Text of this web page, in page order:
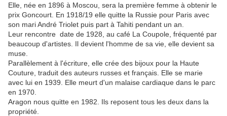
Elle, née en 1896 à Moscou, sera la première femme à obtenir le
prix Goncourt. En 1918/19 elle quitte la Russie pour Paris avec
son mari André Triolet puis part à Tahiti pendant un an.
Leur rencontre date de 1928, au café La Coupole, fréquenté par
beaucoup d'artistes. Il devient l'homme de sa vie, elle devient sa
muse.
Parallèlement à l'écriture, elle crée des bijoux pour la Haute
Couture, traduit des auteurs russes et français. Elle se marie
avec lui en 1939. Elle meurt d'un malaise cardiaque dans le parc
en 1970.
Aragon nous quitte en 1982. Ils reposent tous les deux dans la
propriété.